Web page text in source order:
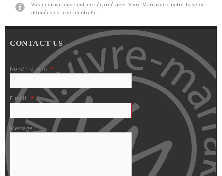
Vos informations sont en sécurité avec Vivre Marrakech, notre base de
données est confidentielle.
CONTACT US
Nom/Prénom: *
E-mail: *
Message: